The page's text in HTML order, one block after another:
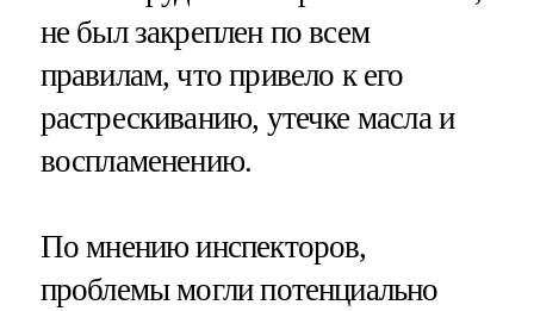
не был закреплен по всем
правилам, что привело к его
растрескиванию, утечке масла и
воспламенению.
По мнению инспекторов,
проблемы могли потенциально